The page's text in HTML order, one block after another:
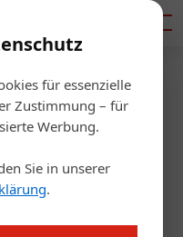
für essenzielle
Zustimmung – für
Werbung.
Sie in unserer
.
& Hotel
das leistbar